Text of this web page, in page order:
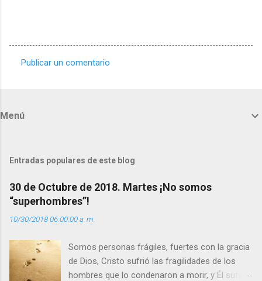
t
r
i
o
s
Publicar un comentario
Menú
Entradas populares de este blog
30 de Octubre de 2018. Martes ¡No somos
“superhombres”!
10/30/2018 06:00:00 a. m.
Somos personas frágiles, fuertes con la gracia
de Dios, Cristo sufrió las fragilidades de los
hombres que lo condenaron a morir, y Él sufrió